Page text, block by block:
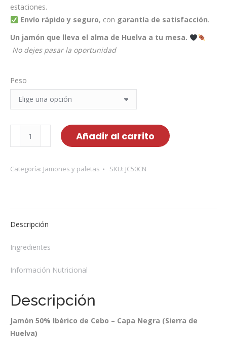
estaciones.
Envío rápido y seguro, con garantía de satisfacción.
Un jamón que lleva el alma de Huelva a tu mesa.
No dejes pasar la oportunidad
Peso
Ibérico
Ibérica
cantidad
Añadir al carrito
Categoría: Jamones y paletas SKU: JC50CN
Descripción
Ingredientes
Información Nutricional
Descripción
Jamón 50% Ibérico de Cebo – Capa Negra (Sierra de
Huelva)